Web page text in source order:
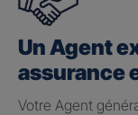
Un Agent
assurance
Votre Agent